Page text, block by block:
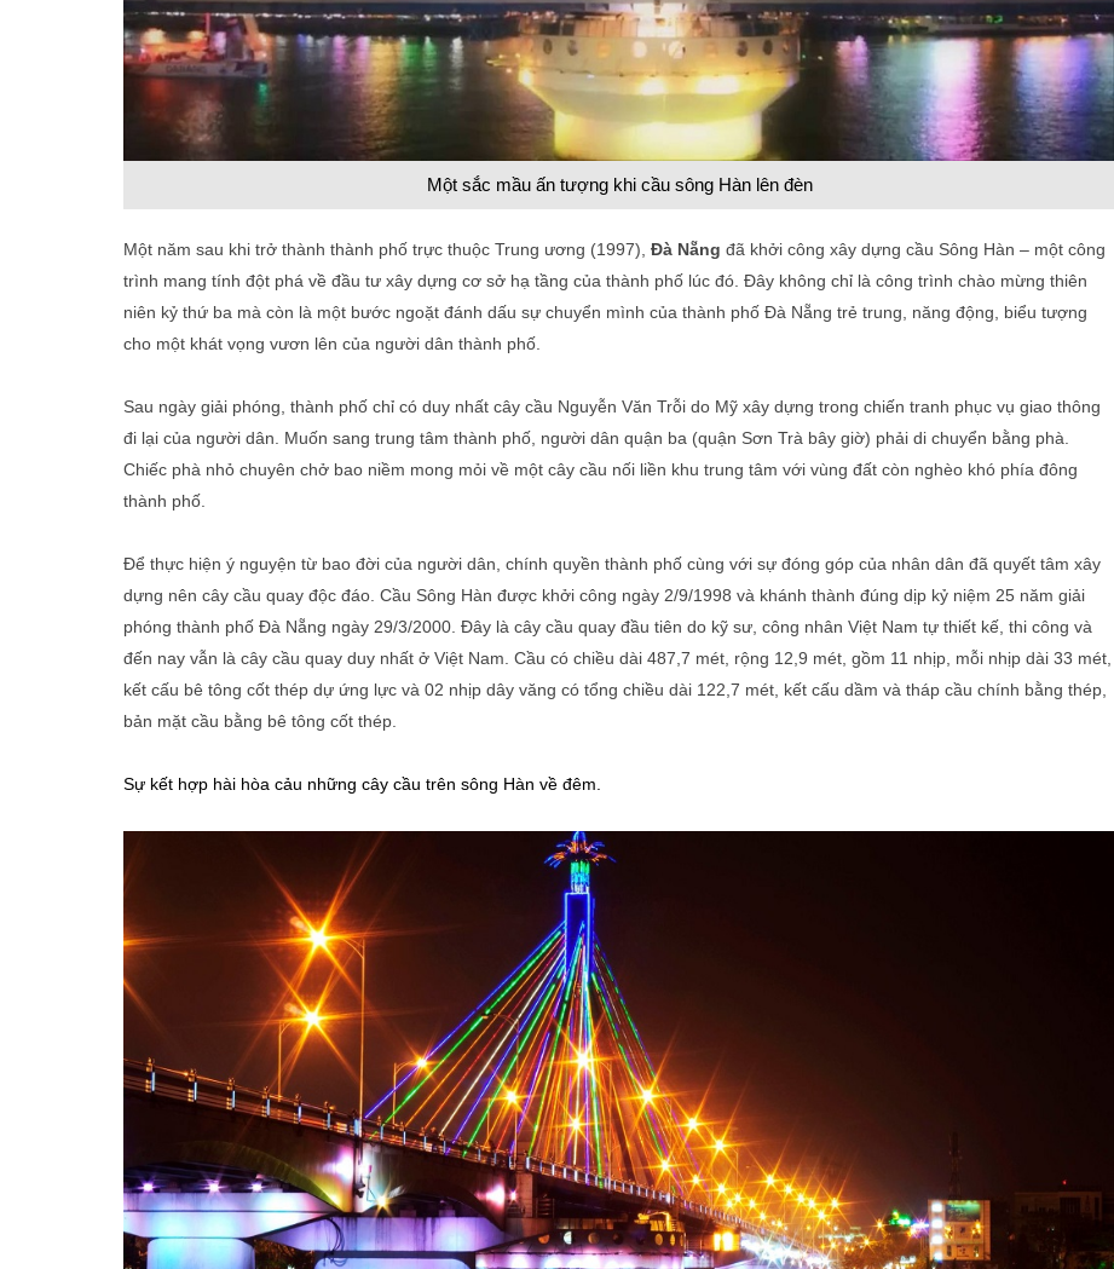
Một sắc mầu ấn tượng khi cầu sông Hàn lên đèn
Một năm sau khi trở thành thành phố trực thuộc Trung ương (1997), Đà Nẵng đã khởi công xây dựng cầu Sông Hàn – một công
trình mang tính đột phá về đầu tư xây dựng cơ sở hạ tầng của thành phố lúc đó. Đây không chỉ là công trình chào mừng thiên
niên kỷ thứ ba mà còn là một bước ngoặt đánh dấu sự chuyển mình của thành phố Đà Nẵng trẻ trung, năng động, biểu tượng
cho một khát vọng vươn lên của người dân thành phố.
Sau ngày giải phóng, thành phố chỉ có duy nhất cây cầu Nguyễn Văn Trỗi do Mỹ xây dựng trong chiến tranh phục vụ giao thông
đi lại của người dân. Muốn sang trung tâm thành phố, người dân quận ba (quận Sơn Trà bây giờ) phải di chuyển bằng phà.
Chiếc phà nhỏ chuyên chở bao niềm mong mỏi về một cây cầu nối liền khu trung tâm với vùng đất còn nghèo khó phía đông
thành phố.
Để thực hiện ý nguyện từ bao đời của người dân, chính quyền thành phố cùng với sự đóng góp của nhân dân đã quyết tâm xây
dựng nên cây cầu quay độc đáo. Cầu Sông Hàn được khởi công ngày 2/9/1998 và khánh thành đúng dịp kỷ niệm 25 năm giải
phóng thành phố Đà Nẵng ngày 29/3/2000. Đây là cây cầu quay đầu tiên do kỹ sư, công nhân Việt Nam tự thiết kế, thi công và
đến nay vẫn là cây cầu quay duy nhất ở Việt Nam. Cầu có chiều dài 487,7 mét, rộng 12,9 mét, gồm 11 nhịp, mỗi nhịp dài 33 mét,
kết cấu bê tông cốt thép dự ứng lực và 02 nhịp dây văng có tổng chiều dài 122,7 mét, kết cấu dầm và tháp cầu chính bằng thép,
bản mặt cầu bằng bê tông cốt thép.
Sự kết hợp hài hòa cảu những cây cầu trên sông Hàn về đêm.